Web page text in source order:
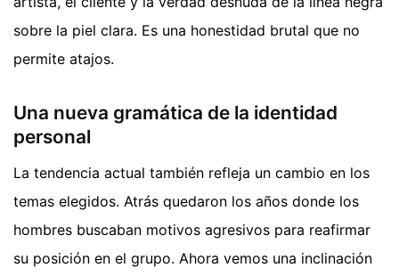
sobre la piel clara. Es una honestidad brutal que no
permite atajos.
Una nueva gramática de la identidad
personal
La tendencia actual también refleja un cambio en los
temas elegidos. Atrás quedaron los años donde los
hombres buscaban motivos agresivos para reafirmar
su posición en el grupo. Ahora vemos una inclinación